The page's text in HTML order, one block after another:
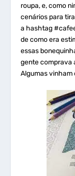
roupa, e, como
cenários para
a hashtag
de como era
essas
gente comprava
Algumas vinham